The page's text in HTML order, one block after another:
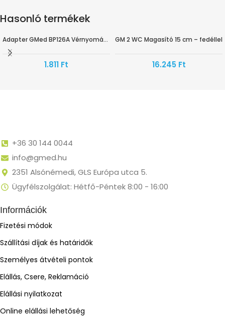
Hasonló termékek
Adapter GMed BP126A Vérnyomásmérőhöz
1.811 Ft
GM 2 WC Magasító 15 cm – fedéllel
16.245 Ft
+36 30 144 0044
info@gmed.hu
2351 Alsónémedi, GLS Európa utca 5.
Ügyfélszolgálat: Hétfő-Péntek 8:00 - 16:00
Információk
Fizetési módok
Szállítási díjak és határidők
Személyes átvételi pontok
Elállás, Csere, Reklamáció
Elállási nyilatkozat
Online elállási lehetőség